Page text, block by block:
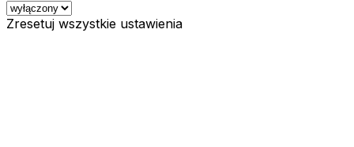
Zresetuj wszystkie ustawienia